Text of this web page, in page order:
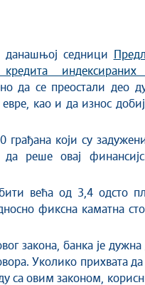
данашњој седници
да се преостали део
евре, као и да износ
који су
реше овај
већа од 3,4 одсто
фиксна каматна
закона, банка је дужна
Уколико прихвата да
са овим законом,